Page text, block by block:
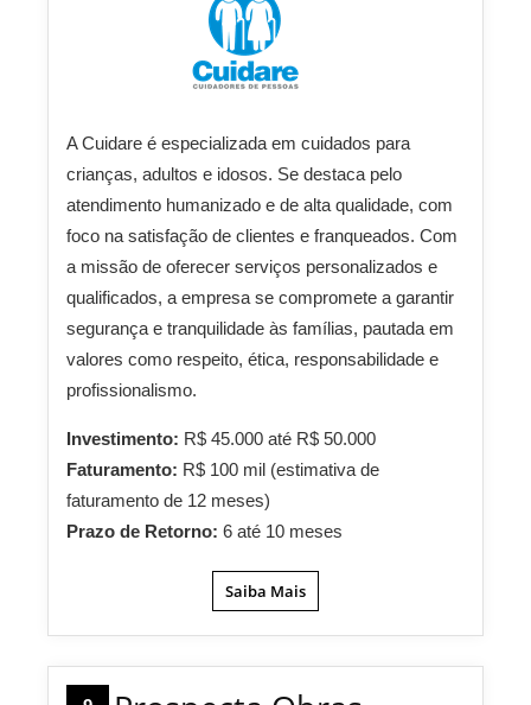
A Cuidare é especializada em cuidados para
crianças, adultos e idosos. Se destaca pelo
atendimento humanizado e de alta qualidade, com
foco na satisfação de clientes e franqueados. Com
a missão de oferecer serviços personalizados e
qualificados, a empresa se compromete a garantir
segurança e tranquilidade às famílias, pautada em
valores como respeito, ética, responsabilidade e
profissionalismo.
Investimento: R$ 45.000 até R$ 50.000
Faturamento: R$ 100 mil (estimativa de
faturamento de 12 meses)
Prazo de Retorno: 6 até 10 meses
Saiba Mais